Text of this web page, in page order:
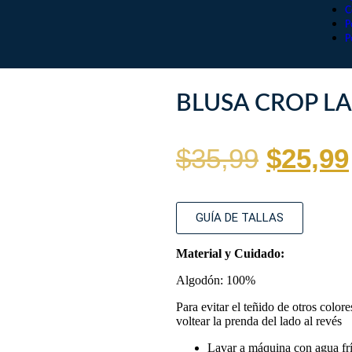
BLUSA CROP
$35,99 $25,99
GUÍA DE TALLAS
Material y Cuidado:
Algodón: 100%
Para evitar el teñido de otros
voltear la prenda del lado al revés
Lavar a máquina con agua